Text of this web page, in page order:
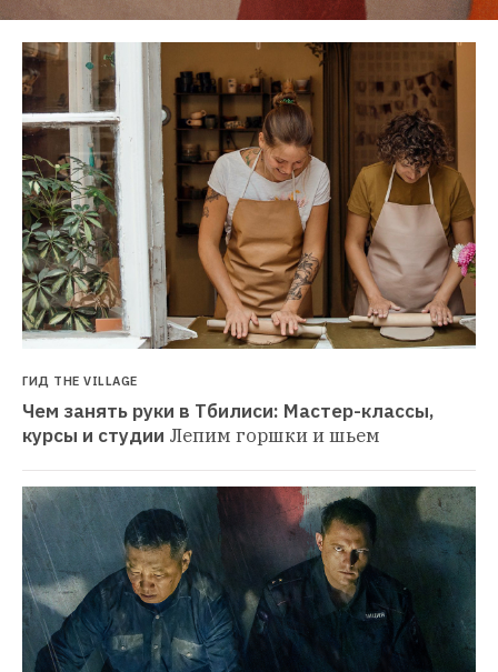
ГИД THE VILLAGE
Чем занять руки в Тбилиси: Мастер-классы,
курсы и студии Лепим горшки и шьем